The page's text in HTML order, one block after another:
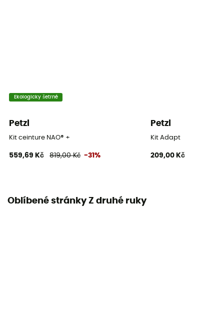
Ekologicky šetrné
Petzl
Kit ceinture NAO® +
559,69 Kč 819,00 Kč -31%
Petzl
Kit Adapt
209,00 Kč
Oblíbené stránky Z druhé ruky